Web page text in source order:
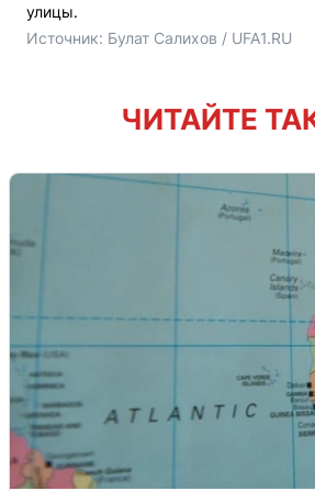
улицы.
Источник: Булат Салихов / UFA1.RU
ЧИТАЙТЕ